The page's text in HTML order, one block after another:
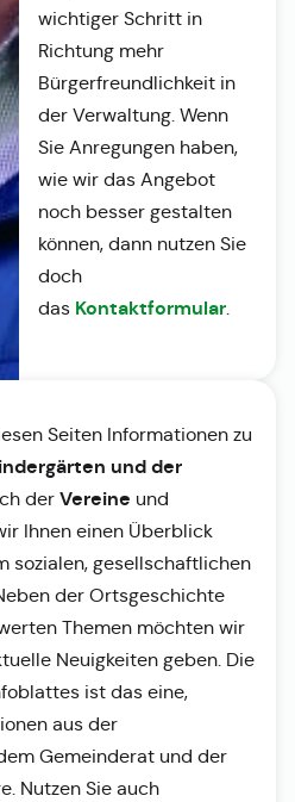
wichtiger Schritt in
Richtung mehr
Bürgerfreundlichkeit in
der Verwaltung. Wenn
Sie Anregungen haben,
wie wir das Angebot
noch besser gestalten
können, dann nutzen Sie
doch
das Kontaktformular.
Seiten Informationen zu
und der
der Vereine und
Ihnen einen Überblick
sozialen, gesellschaftlichen
der Ortsgeschichte
Themen möchten wir
Neuigkeiten geben. Die
ist das eine,
aus der
Gemeinderat und der
Nutzen Sie auch